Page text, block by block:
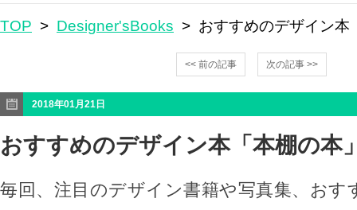
TOP > Designer'sBooks > おすすめのデザイン本
<< 前の記事 次の記事 >>
2018年01月21日
おすすめのデザイン本「本棚の本
毎回、注目のデザイン書籍や写真集、おす